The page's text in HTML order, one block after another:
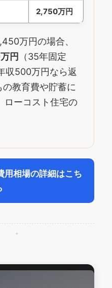
2,750万円
万円の場合、
円
（35年固定
収500万円なら返
の教育費や貯蓄に
ローコスト住宅の
用相場の詳細はこち
・